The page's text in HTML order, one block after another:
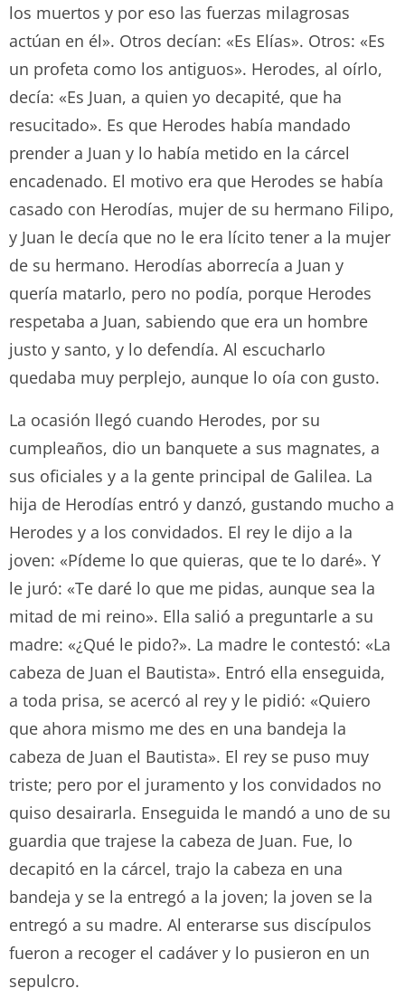
los muertos y por eso las fuerzas milagrosas
actúan en él». Otros decían: «Es Elías». Otros: «Es
un profeta como los antiguos». Herodes, al oírlo,
decía: «Es Juan, a quien yo decapité, que ha
resucitado». Es que Herodes había mandado
prender a Juan y lo había metido en la cárcel
encadenado. El motivo era que Herodes se había
casado con Herodías, mujer de su hermano Filipo,
y Juan le decía que no le era lícito tener a la mujer
de su hermano. Herodías aborrecía a Juan y
quería matarlo, pero no podía, porque Herodes
respetaba a Juan, sabiendo que era un hombre
justo y santo, y lo defendía. Al escucharlo
quedaba muy perplejo, aunque lo oía con gusto.
La ocasión llegó cuando Herodes, por su
cumpleaños, dio un banquete a sus magnates, a
sus oficiales y a la gente principal de Galilea. La
hija de Herodías entró y danzó, gustando mucho a
Herodes y a los convidados. El rey le dijo a la
joven: «Pídeme lo que quieras, que te lo daré». Y
le juró: «Te daré lo que me pidas, aunque sea la
mitad de mi reino». Ella salió a preguntarle a su
madre: «¿Qué le pido?». La madre le contestó: «La
cabeza de Juan el Bautista». Entró ella enseguida,
a toda prisa, se acercó al rey y le pidió: «Quiero
que ahora mismo me des en una bandeja la
cabeza de Juan el Bautista». El rey se puso muy
triste; pero por el juramento y los convidados no
quiso desairarla. Enseguida le mandó a uno de su
guardia que trajese la cabeza de Juan. Fue, lo
decapitó en la cárcel, trajo la cabeza en una
bandeja y se la entregó a la joven; la joven se la
entregó a su madre. Al enterarse sus discípulos
fueron a recoger el cadáver y lo pusieron en un
sepulcro.